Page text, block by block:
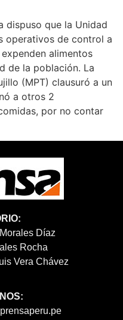
dispuso que la Unidad
operativos de control a
alimentos
de la población. La
(MPT) clausuró a un
a otros 2
por no contar
Díaz
Rocha
Vera Chávez